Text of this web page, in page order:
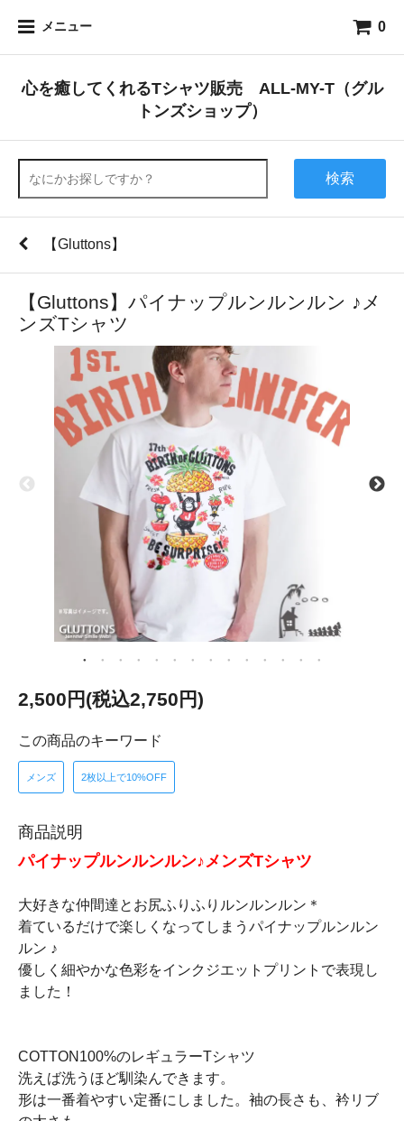
メニュー 0
心を癒してくれるTシャツ販売 ALL-MY-T（グル
トンズショップ）
検索
【Gluttons】
【Gluttons】パイナップルンルンルン ♪メ
ンズTシャツ
2,500円(税込2,750円)
この商品のキーワード
メンズ 2枚以上で10%OFF
商品説明
パイナップルンルンルン♪メンズTシャツ
大好きな仲間達とお尻ふりふりルンルンルン＊
着ているだけで楽しくなってしまうパイナップルンルン
ルン ♪
優しく細やかな色彩をインクジエットプリントで表現し
ました！
COTTON100%のレギュラーTシャツ
洗えば洗うほど馴染んできます。
形は一番着やすい定番にしました。袖の長さも、衿リブ